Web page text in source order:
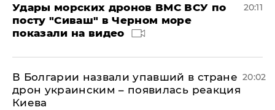
Удары морских дронов ВМС ВСУ по
посту "Сиваш" в Черном море
показали на видео
20:11
В Болгарии назвали упавший в стране
дрон украинским – появилась реакция
Киева
20:02